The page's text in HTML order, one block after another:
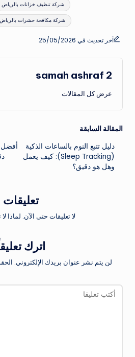
شركة تنظيف خزانات بالرياض
شركة مكافحة حشرات بالرياض
آخر تحديث في 25/05/2026
samah ashraf 2
عرض كل المقالات
تصفّح
المقالات
المقالة السابقة
دليل تتبع النوم بالساعات الذكية
(Sleep Tracking): كيف يعمل
وهل هو دقيق؟
أفضل
تعليقات
لا تعليقات حتى الآن. لماذا
اترك
لن يتم نشر عنوان بريدك الإلكتروني.